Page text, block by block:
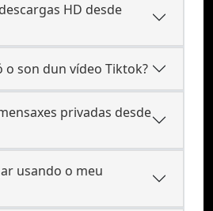
HD desde
o son dun vídeo Tiktok?
privadas desde
usando o meu